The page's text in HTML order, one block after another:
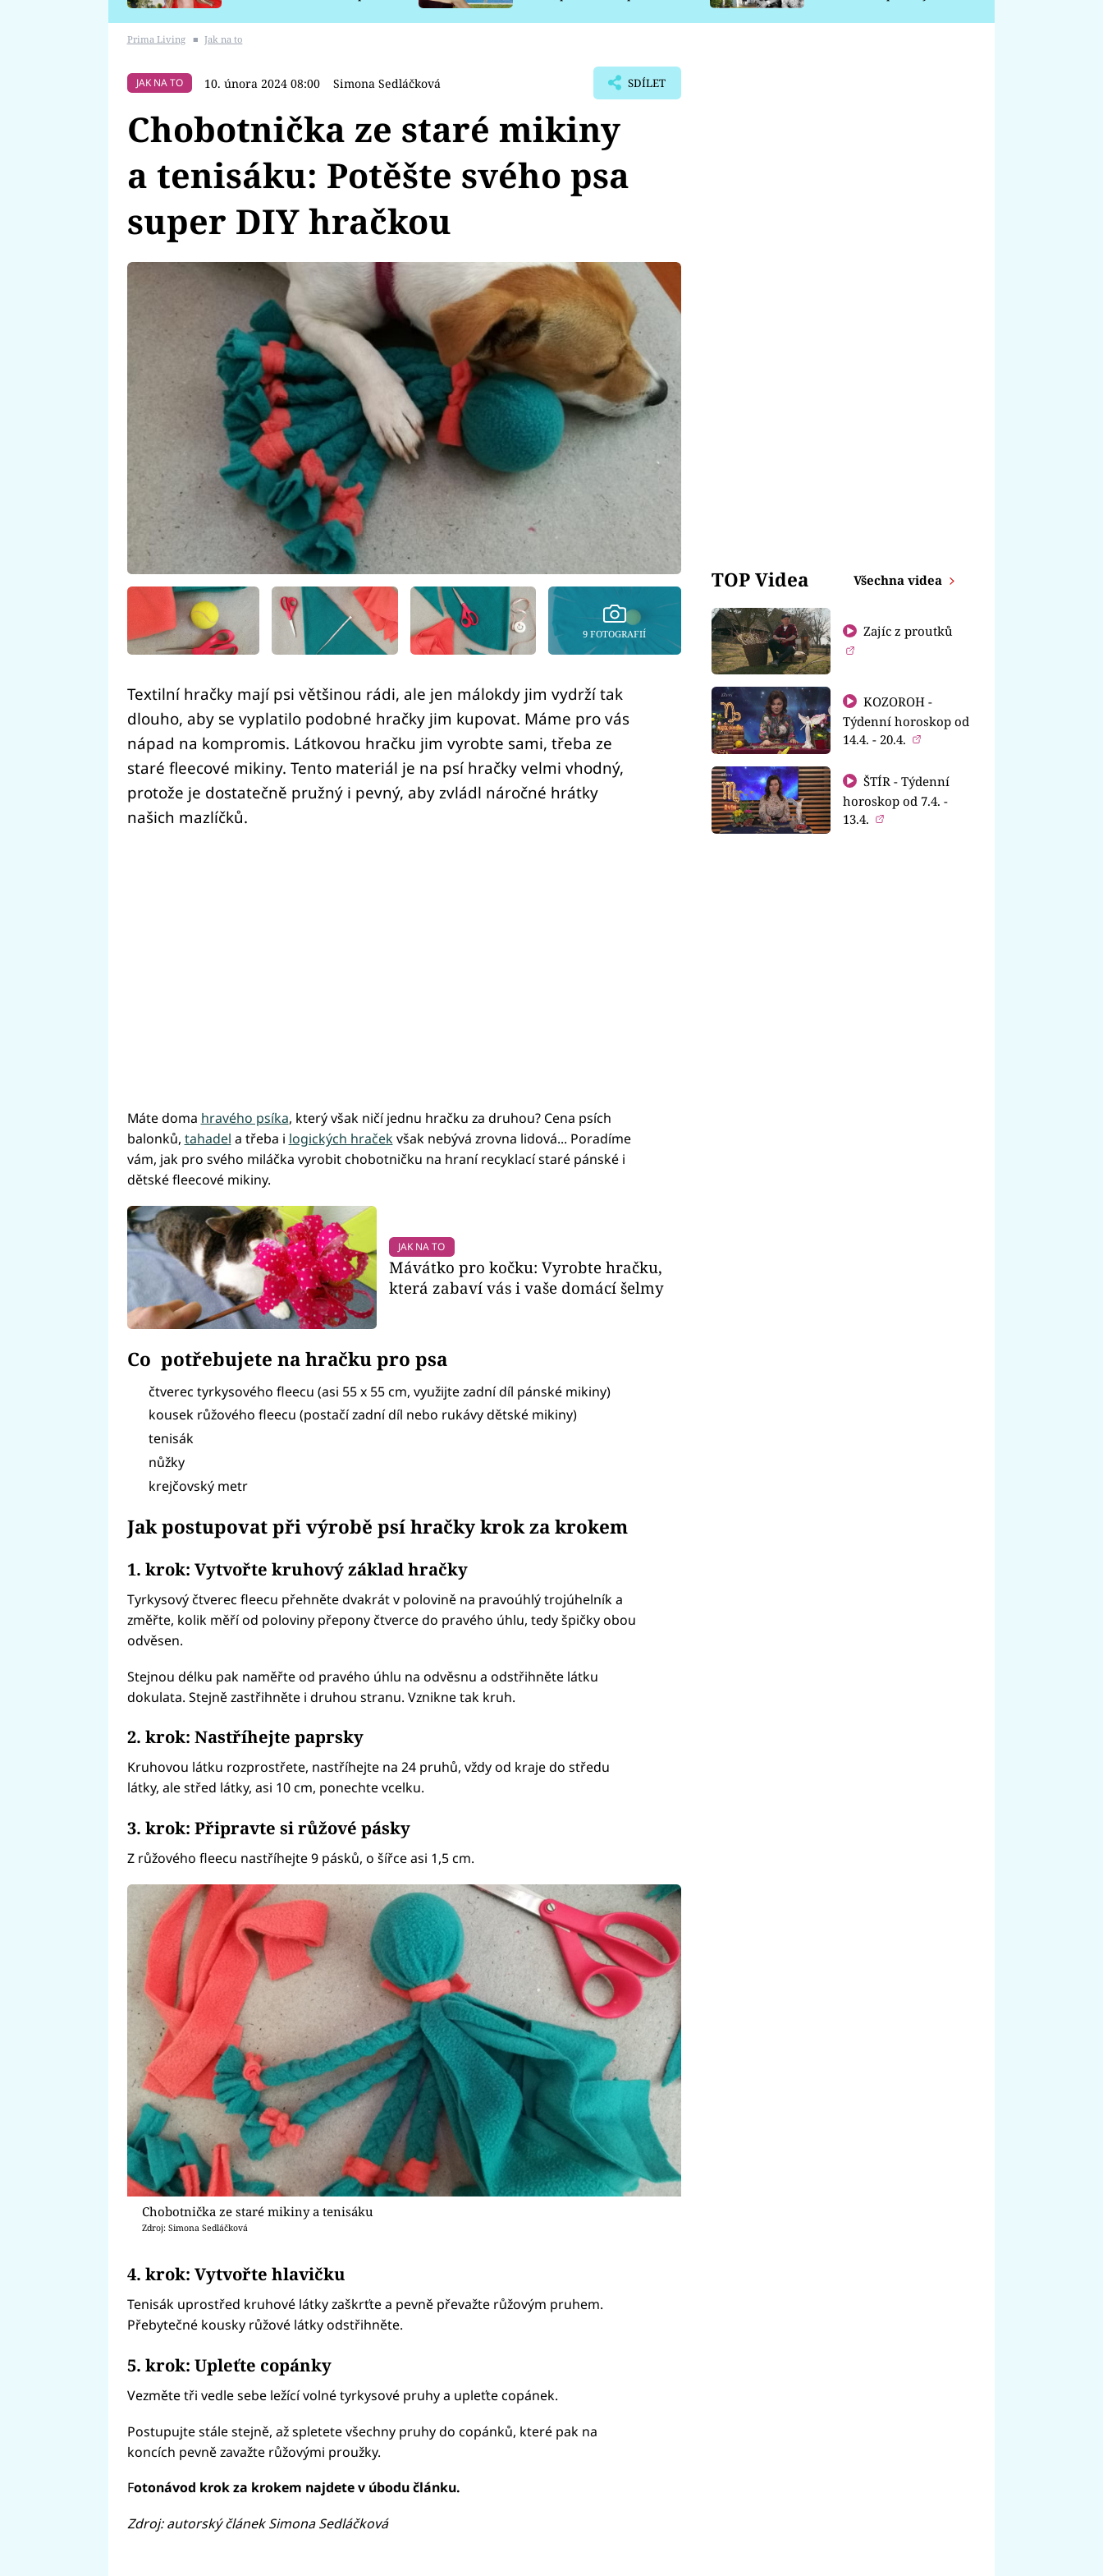
Prima Living ■ Jak na to
JAK NA TO 10. února 2024 08:00 Simona Sedláčková SDÍLET
Chobotnička ze staré mikiny
a tenisáku: Potěšte svého psa
super DIY hračkou
9 FOTOGRAFIÍ
Textilní hračky mají psi většinou rádi, ale jen málokdy jim vydrží tak
dlouho, aby se vyplatilo podobné hračky jim kupovat. Máme pro vás
nápad na kompromis. Látkovou hračku jim vyrobte sami, třeba ze
staré fleecové mikiny. Tento materiál je na psí hračky velmi vhodný,
protože je dostatečně pružný i pevný, aby zvládl náročné hrátky
našich mazlíčků.
Máte doma hravého psíka, který však ničí jednu hračku za druhou? Cena psích
balonků, tahadel a třeba i logických hraček však nebývá zrovna lidová... Poradíme
vám, jak pro svého miláčka vyrobit chobotničku na hraní recyklací staré pánské i
dětské fleecové mikiny.
JAK NA TO
Mávátko pro kočku: Vyrobte hračku,
která zabaví vás i vaše domácí šelmy
Co potřebujete na hračku pro psa
čtverec tyrkysového fleecu (asi 55 x 55 cm, využijte zadní díl pánské mikiny)
kousek růžového fleecu (postačí zadní díl nebo rukávy dětské mikiny)
tenisák
nůžky
krejčovský metr
Jak postupovat při výrobě psí hračky krok za krokem
1. krok: Vytvořte kruhový základ hračky
Tyrkysový čtverec fleecu přehněte dvakrát v polovině na pravoúhlý trojúhelník a
změřte, kolik měří od poloviny přepony čtverce do pravého úhlu, tedy špičky obou
odvěsen.
Stejnou délku pak naměřte od pravého úhlu na odvěsnu a odstřihněte látku
dokulata. Stejně zastřihněte i druhou stranu. Vznikne tak kruh.
2. krok: Nastříhejte paprsky
Kruhovou látku rozprostřete, nastříhejte na 24 pruhů, vždy od kraje do středu
látky, ale střed látky, asi 10 cm, ponechte vcelku.
3. krok: Připravte si růžové pásky
Z růžového fleecu nastříhejte 9 pásků, o šířce asi 1,5 cm.
Chobotnička ze staré mikiny a tenisáku
Zdroj: Simona Sedláčková
4. krok: Vytvořte hlavičku
Tenisák uprostřed kruhové látky zaškrťte a pevně převažte růžovým pruhem.
Přebytečné kousky růžové látky odstřihněte.
5. krok: Upleťte copánky
Vezměte tři vedle sebe ležící volné tyrkysové pruhy a upleťte copánek.
Postupujte stále stejně, až spletete všechny pruhy do copánků, které pak na
koncích pevně zavažte růžovými proužky.
Fotonávod krok za krokem najdete v úbodu článku.
Zdroj: autorský článek Simona Sedláčková
TOP Videa Všechna videa
Zajíc z proutků
KOZOROH -
Týdenní horoskop od
14.4. - 20.4.
ŠTÍR - Týdenní
horoskop od 7.4. -
13.4.